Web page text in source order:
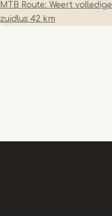
MTB Route: Weert volledige
zuidlus 42 km